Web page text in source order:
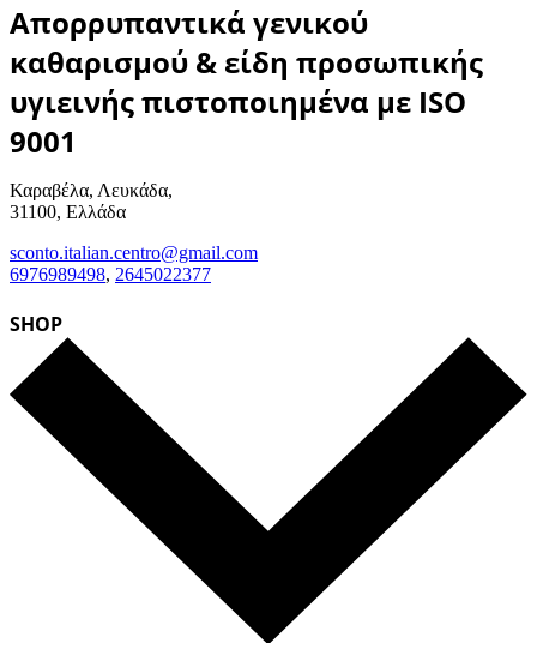
Απορρυπαντικά γενικού
καθαρισμού & είδη προσωπικής
υγιεινής πιστοποιημένα με ISO
9001
Καραβέλα, Λευκάδα,
31100, Ελλάδα
sconto.italian.centro@gmail.com
6976989498, 2645022377
SHOP